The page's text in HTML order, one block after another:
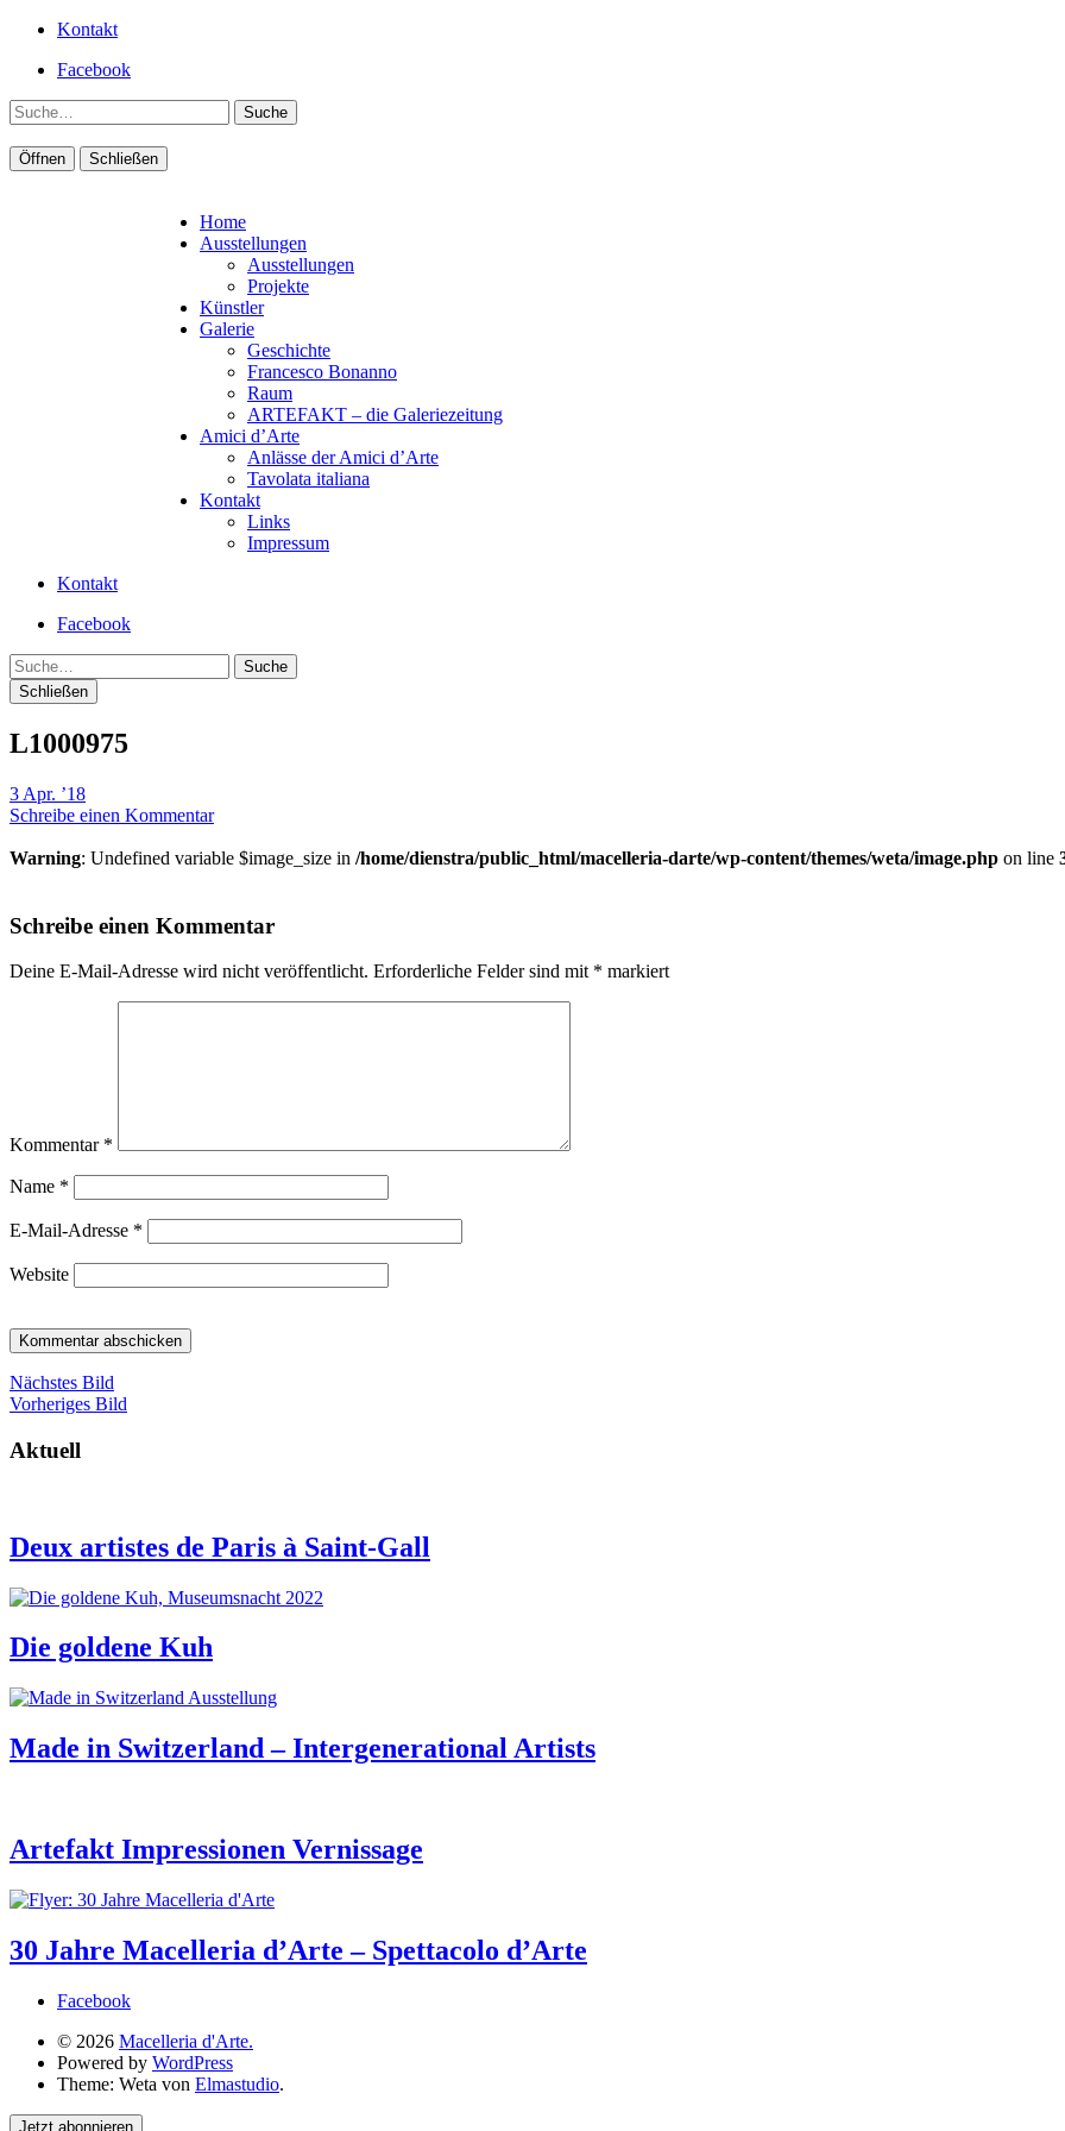
Kontakt
Facebook
Suche
Öffnen Schließen
Home
Ausstellungen
Ausstellungen
Projekte
Künstler
Galerie
Geschichte
Francesco Bonanno
Raum
ARTEFAKT – die Galeriezeitung
Amici d’Arte
Anlässe der Amici d’Arte
Tavolata italiana
Kontakt
Links
Impressum
Kontakt
Facebook
Suche
Schließen
L1000975
3 Apr. ’18
Schreibe einen Kommentar
Warning: Undefined variable $image_size in /home/dienstra/public_html/macelleria-darte/wp-content/themes/weta/image.php on line
Schreibe einen Kommentar
Deine E-Mail-Adresse wird nicht veröffentlicht. Erforderliche Felder sind mit * markiert
Kommentar *
Name *
E-Mail-Adresse *
Website
Nächstes Bild
Vorheriges Bild
Aktuell
Deux artistes de Paris à Saint-Gall
Die goldene Kuh
Made in Switzerland – Intergenerational Artists
Artefakt Impressionen Vernissage
30 Jahre Macelleria d’Arte – Spettacolo d’Arte
Facebook
© 2026 Macelleria d'Arte.
Powered by WordPress
Theme: Weta von Elmastudio.
Jetzt abonnieren